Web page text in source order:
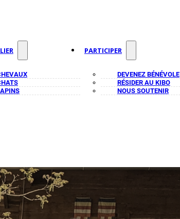
PARTICIPER
DEVENEZ BÉNÉVOLE
RÉSIDER AU KIBO
NOUS SOUTENIR